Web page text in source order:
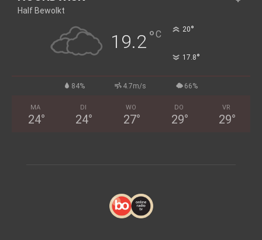
Half Bewolkt
19.2°C 20°
17.8°
84% 4.7m/s 66%
MA
24°
DI
24°
WO
27°
DO
29°
VR
29°